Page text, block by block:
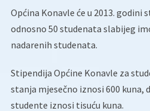
Općina Konavle će u 2013.
odnosno 50 studenata slabijeg
nadarenih studenata.
Stipendija Općine Konavle za
stanja mjesečno iznosi 600 kuna,
studente iznosi tisuću kuna.